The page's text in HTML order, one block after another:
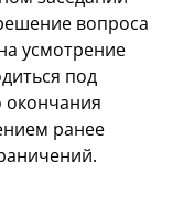
вопроса
усмотрение
под
ранее